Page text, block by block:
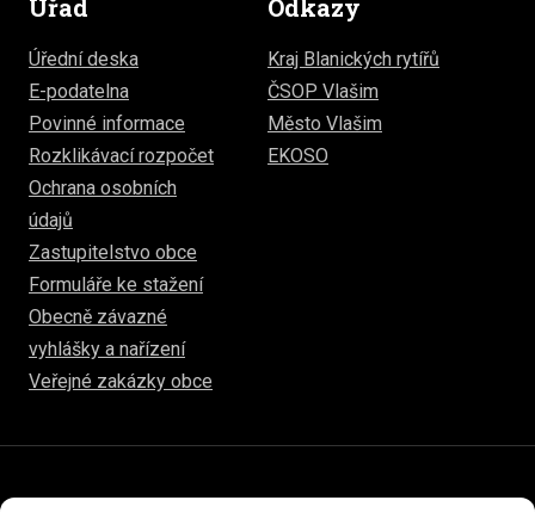
Úřad
Úřední deska
E-podatelna
Povinné informace
Rozklikávací rozpočet
Ochrana osobních
údajů
Zastupitelstvo obce
Formuláře ke stažení
Obecně závazné
vyhlášky a nařízení
Veřejné zakázky obce
Odkazy
Kraj Blanických rytířů
ČSOP Vlašim
Město Vlašim
EKOSO